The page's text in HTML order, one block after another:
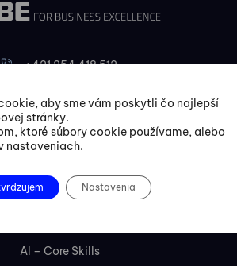
+421 254 418 513
FBE Bratislava, s.r.o.
821 09 Bratislava
AI – Core Skills
aby sme vám poskytli čo najlepší
stránky.
ktoré súbory cookie používame, alebo
nastaveniach.
Nastavenia